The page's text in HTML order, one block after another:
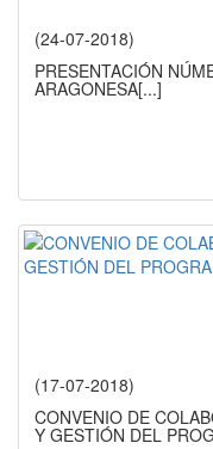
(24-07-2018)
PRESENTACIÓN
ARAGONESA[...]
(17-07-2018)
CONVENIO DE
Y GESTIÓN DEL